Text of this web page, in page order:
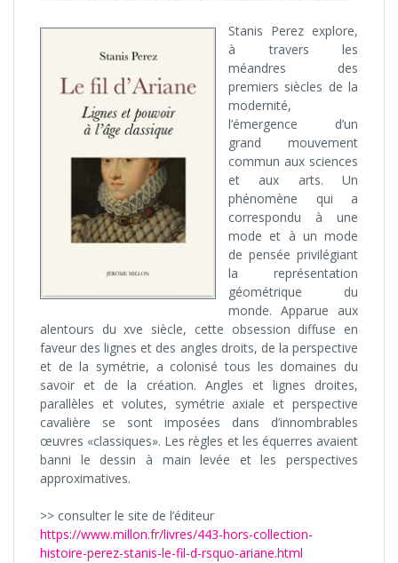
Stanis Perez explore,
à travers les
méandres des
premiers siècles de la
modernité,
l’émergence d’un
grand mouvement
commun aux sciences
et aux arts. Un
phénomène qui a
correspondu à une
mode et à un mode
de pensée privilégiant
la représentation
géométrique du
monde. Apparue aux
alentours du xve siècle, cette obsession diffuse en
faveur des lignes et des angles droits, de la perspective
et de la symétrie, a colonisé tous les domaines du
savoir et de la création. Angles et lignes droites,
parallèles et volutes, symétrie axiale et perspective
cavalière se sont imposées dans d’innombrables
œuvres «classiques». Les règles et les équerres avaient
banni le dessin à main levée et les perspectives
approximatives.
>> consulter le site de l’éditeur
https://www.millon.fr/livres/443-hors-collection-
histoire-perez-stanis-le-fil-d-rsquo-ariane.html